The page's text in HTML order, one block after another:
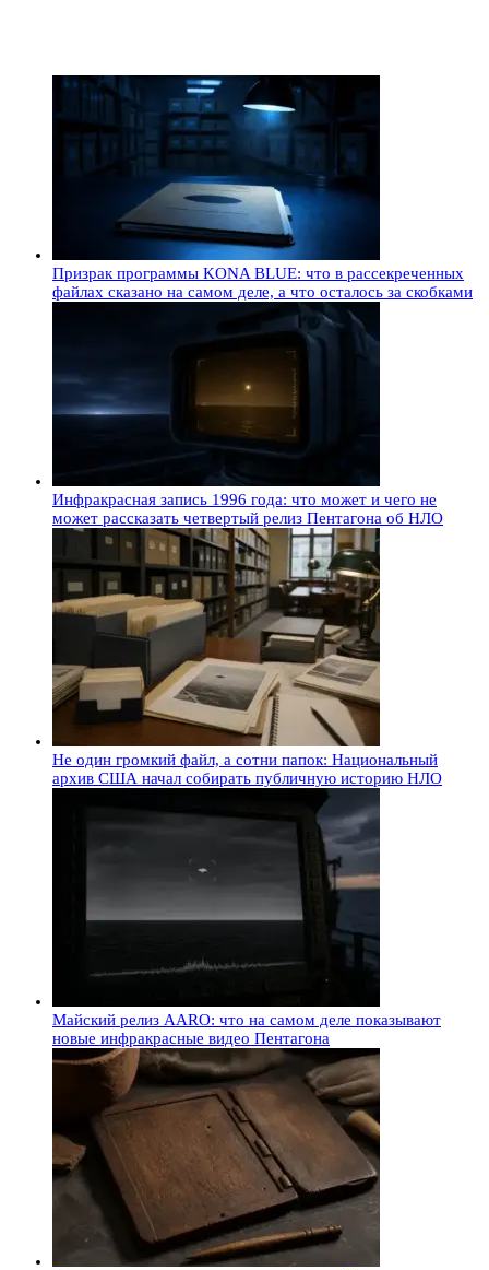
Призрак программы KONA BLUE: что в рассекреченных
файлах сказано на самом деле, а что осталось за скобками
Инфракрасная запись 1996 года: что может и чего не
может рассказать четвертый релиз Пентагона об НЛО
Не один громкий файл, а сотни папок: Национальный
архив США начал собирать публичную историю НЛО
Майский релиз AARO: что на самом деле показывают
новые инфракрасные видео Пентагона